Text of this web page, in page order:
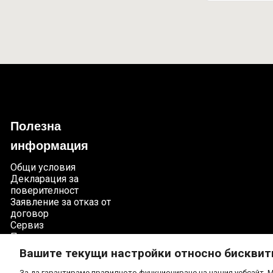
Полезна
информация
Общи условия
Декларация за
поверителност
Заявление за отказ от
договор
Сервиз
Помогни си сам
Политика за
”бисквитките”
Вашите текущи настройки относно